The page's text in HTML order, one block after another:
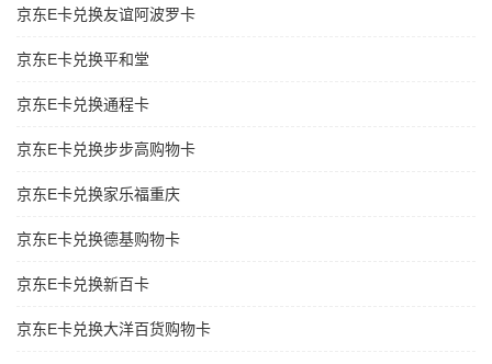
京东E卡兑换友谊阿波罗卡
京东E卡兑换平和堂
京东E卡兑换通程卡
京东E卡兑换步步高购物卡
京东E卡兑换家乐福重庆
京东E卡兑换德基购物卡
京东E卡兑换新百卡
京东E卡兑换大洋百货购物卡